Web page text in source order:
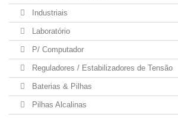
Industriais
Laboratório
P/ Computador
Reguladores / Estabilizadores de Tensão
Baterias & Pilhas
Pilhas Alcalinas